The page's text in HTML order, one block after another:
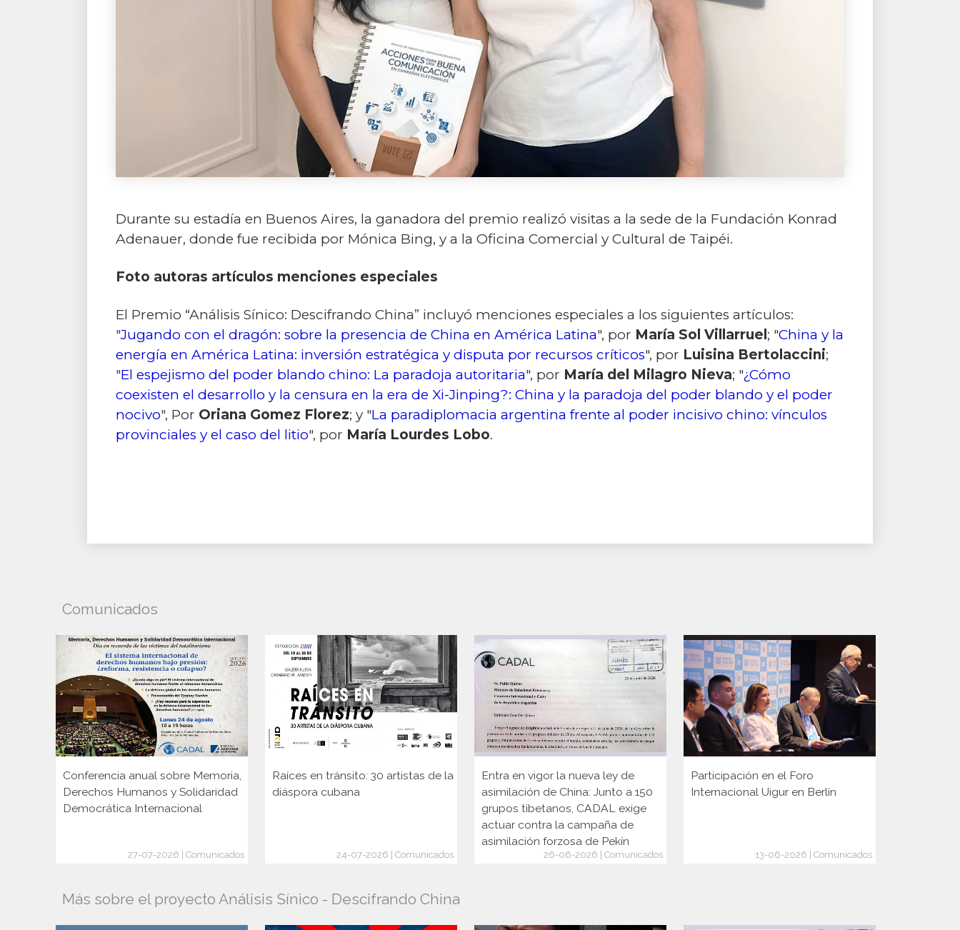
Durante su estadía en Buenos Aires, la ganadora del premio realizó visitas a la sede de la Fundación Konrad
Adenauer, donde fue recibida por Mónica Bing, y a la Oficina Comercial y Cultural de Taipéi.
Foto autoras artículos menciones especiales
El Premio “Análisis Sínico: Descifrando China” incluyó menciones especiales a los siguientes artículos:
"Jugando con el dragón: sobre la presencia de China en América Latina", por María Sol Villarruel ; "China y la
energía en América Latina: inversión estratégica y disputa por recursos críticos", por Luisina Bertolaccini;
"El espejismo del poder blando chino: La paradoja autoritaria", por María del Milagro Nieva; "¿Cómo
coexisten el desarrollo y la censura en la era de Xi-Jinping?: China y la paradoja del poder blando y el poder
nocivo", Por Oriana Gomez Florez; y "La paradiplomacia argentina frente al poder incisivo chino: vínculos
provinciales y el caso del litio", por María Lourdes Lobo.
Comunicados
Conferencia anual sobre Memoria,
Derechos Humanos y Solidaridad
Democrática Internacional
27-07-2026 | Comunicados
Raíces en tránsito: 30 artistas de la
diáspora cubana
24-07-2026 | Comunicados
Entra en vigor la nueva ley de
asimilación de China: Junto a 150
grupos tibetanos, CADAL exige
actuar contra la campaña de
asimilación forzosa de Pekín
26-06-2026 | Comunicados
Participación en el Foro
Internacional Uigur en Berlín
13-06-2026 | Comunicados
Más sobre el proyecto Análisis Sínico - Descifrando China